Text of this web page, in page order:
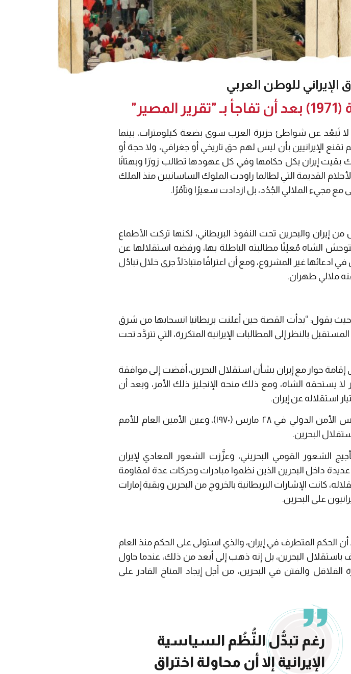
الإيراني للوطن العربي
لا تَبعُد عن شواطئ جزيرة العرب سوى بضعة كيلومترات، بينما
كلم، مسافة جغرافية لم تقنع الإيرانيين بأن ليس لهم حق تاريخي أو جغرافي، ولا حجة أو
إيران بكل حكامها وفي كل عهودها تطالب زورًا وبهتانًا
الأحلام القديمة التي لطالما راودت الملوك الساسانيين منذ الملك
مجيء الملالي الجُدُد، بل ازدادت سعيرًا وتآمُرًا.
إيران والبحرين تحت النفوذ البريطاني، لكنها تركت الأطماع
الشاه مُعلِنًا مطالبته الباطلة بها، ورفضه استقلالها عن
إيران في ادعائها غير المشروع، ومع أن اعترافًا متبادَلًا جرى خلال تبادُل
حيث يقول: “بدأت القصة حين أعلنت بريطانيا انسحابها من شرق
من المستقبل بالنظر إلى المطالبات الإيرانية المتكررة، التي تتردَّد تحت
إقامة حوار مع إيران بشأن استقلال البحرين، أفضت إلى موافقة
لا يستحقه الشاه، ومع ذلك منحه الإنجليز ذلك الأمر، وبعد أن
استقلاله عن إيران.
توافقت بريطانيا وإيران الشاه على إحالة الموضوع إلى مجلس الأمن الدولي في ٢٨ مارس (١٩٧٠)، وعين الأمين العام للأمم
البحرين.
الشعور القومي البحريني، وعزَّزت الشعور المعادي لإيران
داخل البحرين الذين نظموا مبادرات وحركات عدة لمقاومة
كانت الإشارات البريطانية بالخروج من البحرين وبقية إمارات
على البحرين.
أن الحكم المتطرف في إيران، والذي استولى على الحكم منذ العام
باستقلال البحرين، بل إنه ذهب إلى أبعد من ذلك، عندما حاول
القلاقل والفتن في البحرين، من أجل إيجاد المناخ القادر على
رغم تبدُّل النُّظُم السياسية
الإيرانية إلا أن محاولة اختراق